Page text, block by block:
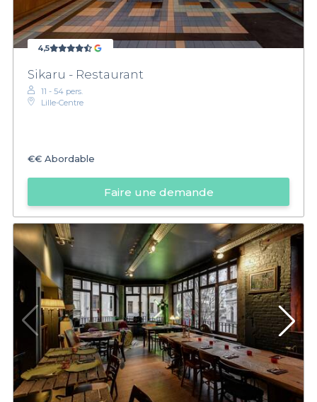
4,5
Sikaru - Restaurant
11 - 54 pers.
Lille-Centre
€€ Abordable
Faire une demande